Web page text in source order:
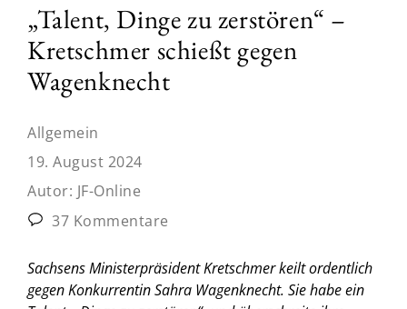
„Talent, Dinge zu zerstören“ –
Kretschmer schießt gegen
Wagenknecht
Allgemein
19. August 2024
Autor: JF-Online
37 Kommentare
Sachsens Ministerpräsident Kretschmer keilt ordentlich
gegen Konkurrentin Sahra Wagenknecht. Sie habe ein